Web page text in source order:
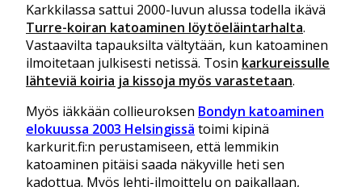
Karkkilassa sattui 2000-luvun alussa todella ikävä
Turre-koiran katoaminen löytöeläintarhalta.
Vastaavilta tapauksilta vältytään, kun katoaminen
ilmoitetaan julkisesti netissä. Tosin karkureissulle
lähteviä koiria ja kissoja myös varastetaan.
Myös iäkkään collieuroksen Bondyn katoaminen
elokuussa 2003 Helsingissä toimi kipinä
karkurit.fi:n perustamiseen, että lemmikin
katoaminen pitäisi saada näkyville heti sen
kadottua. Myös lehti-ilmoittelu on paikallaan,